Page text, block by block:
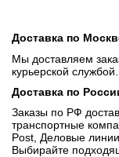
Доставка по
Мы доставляем
курьерской службой.
Доставка по
Заказы по РФ
транспортные
Post, Деловые
Выбирайте